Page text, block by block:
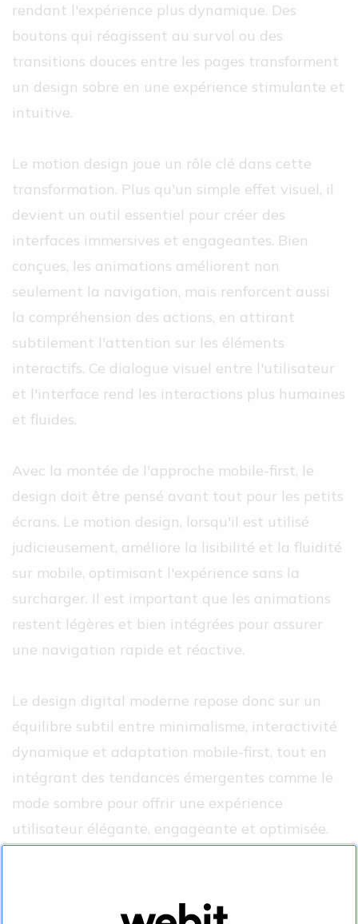
rendant l'expérience plus dynamique. Des
boutons qui réagissent au survol ou des
transitions douces entre les pages transforment
un design sobre en une expérience stimulante et
intuitive.
Le motion design joue un rôle clé dans cette
transformation. Plus qu'un simple effet visuel, il
devient un outil essentiel pour créer des
interfaces immersives et engageantes. Bien
conçues, les animations améliorent non
seulement la navigation, mais renforcent aussi
la compréhension des actions, en attirant
subtilement l'attention sur les éléments
interactifs. Ce dialogue visuel entre l'utilisateur
et l'interface rend les interactions plus humaines
et fluides.
Avec la montée de l'approche mobile-first, le
design doit être pensé avant tout pour les petits
écrans. Le motion design, lorsqu'il est utilisé
judicieusement, améliore la lisibilité et la fluidité
sur mobile, optimisant l'expérience sans la
surcharger. Il est important que les animations
restent légères et bien intégrées pour assurer
une navigation rapide et réactive.
Le design digital moderne repose donc sur un
équilibre subtil entre minimalisme, interactivité
dynamique et adaptation mobile-first, tout en
intégrant des tendances émergentes comme le
mode sombre pour offrir une expérience
utilisateur élégante, engageante et optimisée.